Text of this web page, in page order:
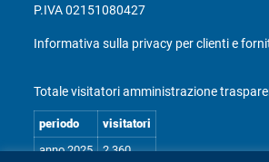
P.IVA 02151080427
Informativa sulla privacy per clienti e
Totale visitatori amministrazione
periodo
visitatori
anno 2025
2.360